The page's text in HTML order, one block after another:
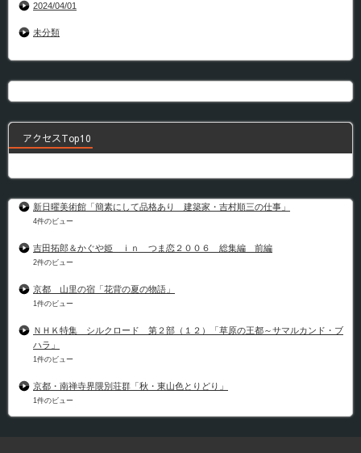
2024/04/01
未分類
アクセスTop10
新日曜美術館「簡素にして品格あり 建築家・吉村順三の仕事」
4件のビュー
吉田拓郎＆かぐや姫 ｉｎ つま恋２００６ 総集編 前編
2件のビュー
京都 山里の宿「花背の夏の物語」
1件のビュー
ＮＨＫ特集 シルクロード 第２部（１２）「草原の王都～サマルカンド・ブ
ハラ」
1件のビュー
京都・南禅寺界隈別荘群「秋・東山色とりどり」
1件のビュー